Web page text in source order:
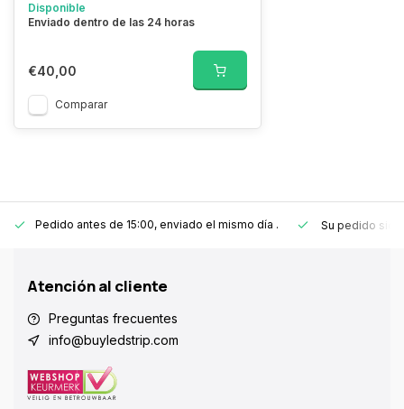
Disponible
Enviado dentro de las 24 horas
€40,00
Comparar
Pedido antes de 15:00, enviado el mismo día . Su pedido
Atención al cliente
Preguntas frecuentes
info@buyledstrip.com